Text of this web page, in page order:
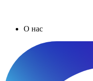
О нас